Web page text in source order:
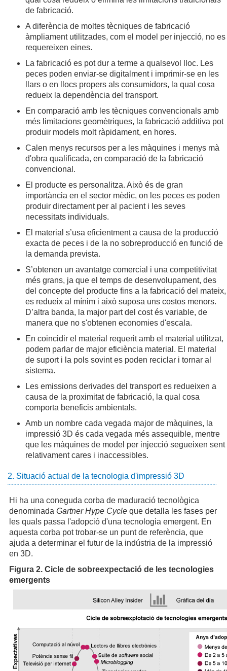
de fabricació.
A diferència de moltes tècniques de fabricació
àmpliament utilitzades, com el model per injecció, no es
requereixen eines.
La fabricació es pot dur a terme a qualsevol lloc. Les
peces poden enviar-se digitalment i imprimir-se en les
llars o en llocs propers als consumidors, la qual cosa
redueix la dependència del transport.
En comparació amb les tècniques convencionals amb
més limitacions geomètriques, la fabricació additiva pot
produir models molt ràpidament, en hores.
Calen menys recursos per a les màquines i menys mà
d'obra qualificada, en comparació de la fabricació
convencional.
El producte es personalitza. Això és de gran
importància en el sector mèdic, on les peces es poden
produir directament per al pacient i les seves
necessitats individuals.
El material s’usa eficientment a causa de la producció
exacta de peces i de la no sobreproducció en funció de
la demanda prevista.
S’obtenen un avantatge comercial i una competitivitat
més grans, ja que el temps de desenvolupament, des
del concepte del producte fins a la fabricació del mateix,
es redueix al mínim i això suposa uns costos menors.
D’altra banda, la major part del cost és variable, de
manera que no s'obtenen economies d'escala.
En coincidir el material requerit amb el material utilitzat,
podem parlar de major eficiència material. El material
de suport i la pols sovint es poden reciclar i tornar al
sistema.
Les emissions derivades del transport es redueixen a
causa de la proximitat de fabricació, la qual cosa
comporta beneficis ambientals.
Amb un nombre cada vegada major de màquines, la
impressió 3D és cada vegada més assequible, mentre
que les màquines de model per injecció segueixen sent
relativament cares i inaccessibles.
2. Situació actual de la tecnologia d'impressió 3D
Hi ha una coneguda corba de maduració tecnològica
denominada Gartner Hype Cycleque detalla les fases per
les quals passa l'adopció d'una tecnologia emergent. En
aquesta corba pot trobar-se un punt de referència, que
ajuda a determinar el futur de la indústria de la impressió
en 3D.
Figura 2. Cicle de sobreexpectació de les tecnologies
emergents